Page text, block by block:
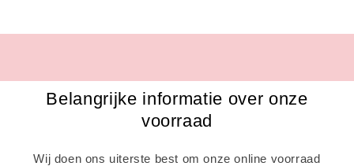
Belangrijke informatie over onze
voorraad
Wij doen ons uiterste best om onze online voorraad